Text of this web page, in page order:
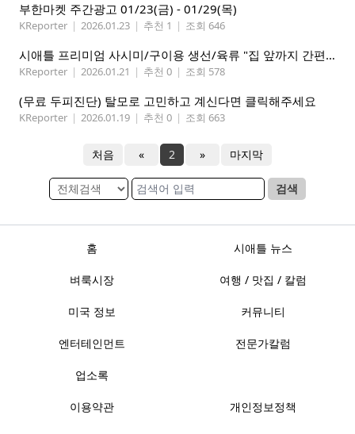
부한마켓 주간광고 01/23(금) - 01/29(목)
KReporter | 2026.01.23 | 추천 1 | 조회 646
시애틀 프리미엄 사시미/구이용 생선/육류 "집 앞까지 간편하게" – 영오션샵닷컴
KReporter | 2026.01.21 | 추천 0 | 조회 578
(무료 두피진단) 탈모로 고민하고 계신다면 클릭해주세요
KReporter | 2026.01.19 | 추천 0 | 조회 663
처음 « 2 » 마지막
검색
홈 시애틀 뉴스
벼룩시장 여행 / 맛집 / 칼럼
미국 정보 커뮤니티
엔터테인먼트 전문가칼럼
업소록
이용약관 개인정보정책